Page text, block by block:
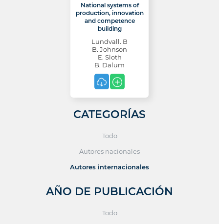
National systems of
production, innovation
and competence
building
Lundvall. B
B. Johnson
E. Sloth
B. Dalum
CATEGORÍAS
Todo
Autores nacionales
Autores internacionales
AÑO DE PUBLICACIÓN
Todo